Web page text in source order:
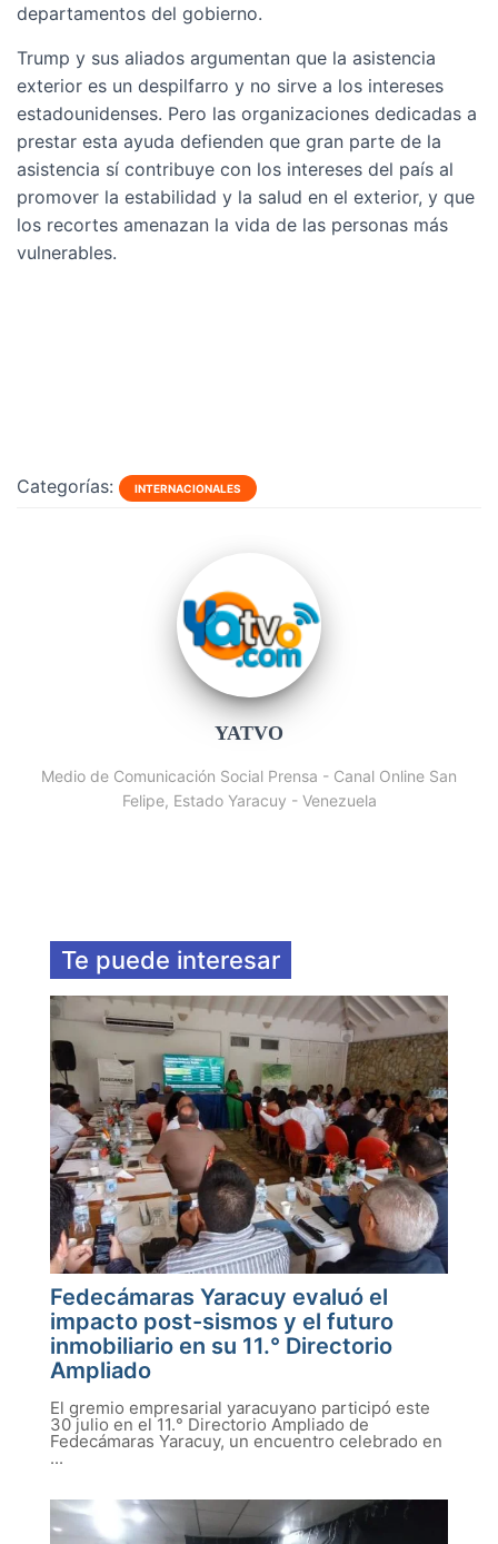
departamentos del gobierno.
Trump y sus aliados argumentan que la asistencia
exterior es un despilfarro y no sirve a los intereses
estadounidenses. Pero las organizaciones dedicadas a
prestar esta ayuda defienden que gran parte de la
asistencia sí contribuye con los intereses del país al
promover la estabilidad y la salud en el exterior, y que
los recortes amenazan la vida de las personas más
vulnerables.
Categorías: INTERNACIONALES
YATVO
Medio de Comunicación Social Prensa - Canal Online San
Felipe, Estado Yaracuy - Venezuela
Te puede interesar
Fedecámaras Yaracuy evaluó el
impacto post-sismos y el futuro
inmobiliario en su 11.° Directorio
Ampliado
El gremio empresarial yaracuyano participó este
30 julio en el 11.° Directorio Ampliado de
Fedecámaras Yaracuy, un encuentro celebrado en
...